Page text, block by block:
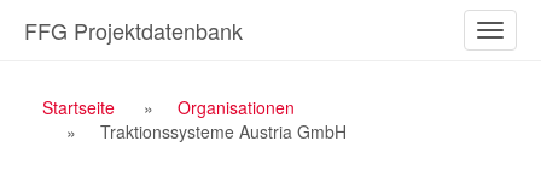
Inhalt
ein-/
FFG Projektdatenbank
Breadcrumb
Navigation
Startseite
Organisationen
Traktionssysteme Austria GmbH